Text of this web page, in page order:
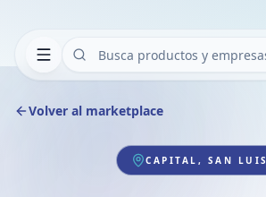
Volver al marketplace
CAPITAL, SAN LUIS